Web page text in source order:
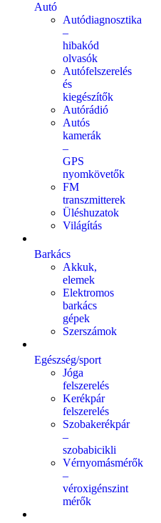
Autó
Autódiagnosztika
–
hibakód
olvasók
Autófelszerelés
és
kiegészítők
Autórádió
Autós
kamerák
–
GPS
nyomkövetők
FM
transzmitterek
Üléshuzatok
Világítás
Barkács
Akkuk,
elemek
Elektromos
barkács
gépek
Szerszámok
Egészség/sport
Jóga
felszerelés
Kerékpár
felszerelés
Szobakerékpár
–
szobabicikli
Vérnyomásmérők
–
véroxigénszint
mérők